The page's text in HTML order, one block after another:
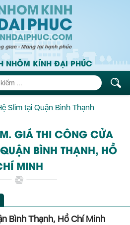
NHÔM KÍNH ĐẠI PHÚC
Slim tại Quận Bình Thạnh
GIÁ THI CÔNG CỬA
BÌNH THẠNH, HỒ
MINH
Bình Thạnh, Hồ Chí Minh